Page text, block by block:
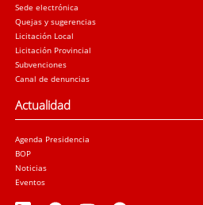
Sede electrónica
Quejas y sugerencias
Licitación Local
Licitación Provincial
Subvenciones
Canal de denuncias
Actualidad
Agenda Presidencia
BOP
Noticias
Eventos